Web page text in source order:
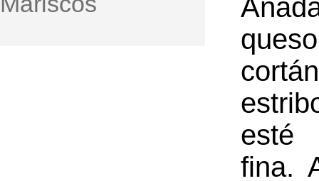
esté
fina.